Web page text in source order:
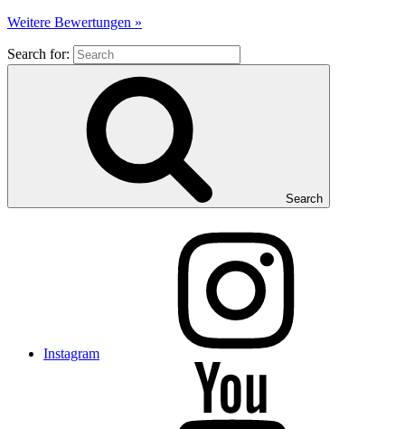
Weitere Bewertungen »
Search for:
Search
Instagram